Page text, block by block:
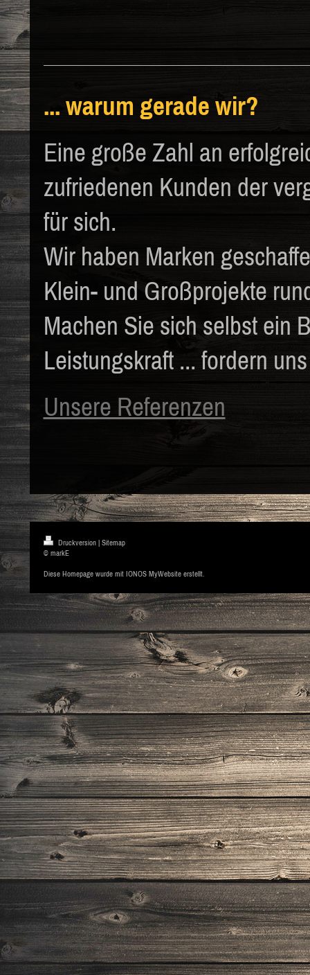
... warum gerade wir?
Eine große Zahl an
zufriedenen Kunden der
für sich.
Wir haben Marken
Klein- und Großprojekte
Machen Sie sich selbst ein
Leistungskraft ... fordern
Unsere Referenzen
Druckversion | Sitemap
© markE
Diese Homepage wurde mit IONOS MyWebsiteerstellt.